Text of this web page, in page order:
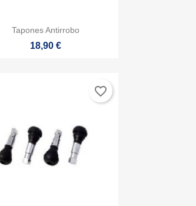
Vista rápida
Tapones Antirrobo
18,90 €
favorite_border